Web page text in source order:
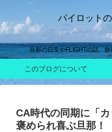
パイロット
旦那の日常やFLIGHTの話、
このブログについて
CA時代の同期に「
褒められ喜ぶ旦那！